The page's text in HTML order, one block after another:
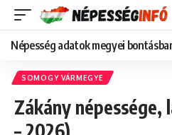
Népesség adatok megyei
SOMOGY VÁRMEGYE
Zákány népessége,